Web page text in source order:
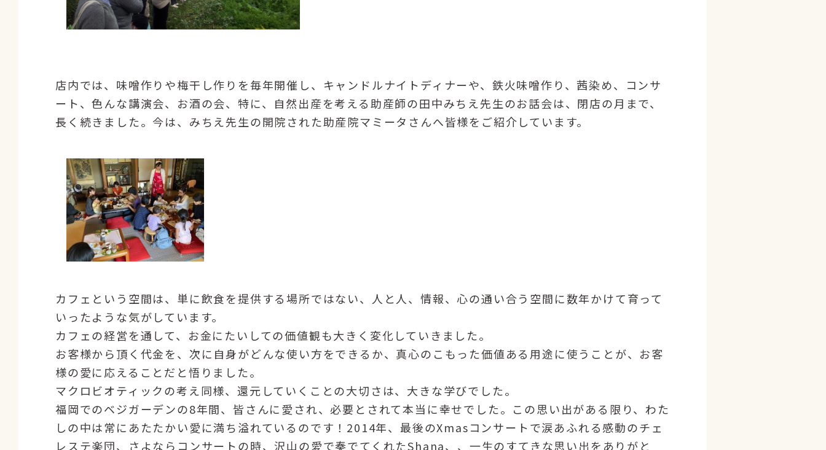
店内では、味噌作りや梅干し作りを毎年開催し、キャンドルナイトディナーや、鉄火味噌作り、茜染め、コンサ
ート、色んな講演会、お酒の会、特に、自然出産を考える助産師の田中みちえ先生のお話会は、閉店の月まで、
長く続きました。今は、みちえ先生の開院された助産院マミータさんへ皆様をご紹介しています。
カフェという空間は、単に飲食を提供する場所ではない、人と人、情報、心の通い合う空間に数年かけて育って
いったような気がしています。
カフェの経営を通して、お金にたいしての価値観も大きく変化していきました。
お客様から頂く代金を、次に自身がどんな使い方をできるか、真心のこもった価値ある用途に使うことが、お客
様の愛に応えることだと悟りました。
マクロビオティックの考え同様、還元していくことの大切さは、大きな学びでした。
福岡でのベジガーデンの8年間、皆さんに愛され、必要とされて本当に幸せでした。この思い出がある限り、わた
しの中は常にあたたかい愛に満ち溢れているのです！2014年、最後のXmasコンサートで涙あふれる感動のチェ
レステ楽団、さよならコンサートの時、沢山の愛で奏でてくれたShana、、一生のすてきな思い出をありがと